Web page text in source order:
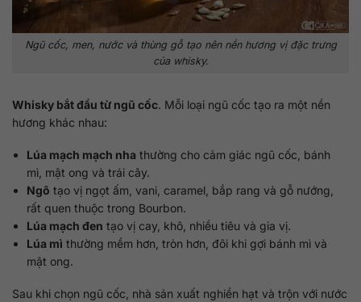
Ngũ cốc, men, nước và thùng gỗ tạo nên nền hương vị đặc trưng
của whisky.
Whisky bắt đầu từ ngũ cốc. Mỗi loại ngũ cốc tạo ra một nền
hương khác nhau:
Lúa mạch mạch nha thường cho cảm giác ngũ cốc, bánh
mì, mật ong và trái cây.
Ngô tạo vị ngọt ấm, vani, caramel, bắp rang và gỗ nướng,
rất quen thuộc trong Bourbon.
Lúa mạch đen tạo vị cay, khô, nhiều tiêu và gia vị.
Lúa mì thường mềm hơn, tròn hơn, đôi khi gợi bánh mì và
mật ong.
Sau khi chọn ngũ cốc, nhà sản xuất nghiền hạt và trộn với nước